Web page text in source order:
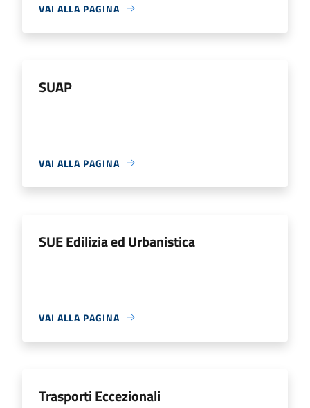
VAI ALLA PAGINA
SUAP
VAI ALLA PAGINA
SUE Edilizia ed Urbanistica
VAI ALLA PAGINA
Trasporti Eccezionali